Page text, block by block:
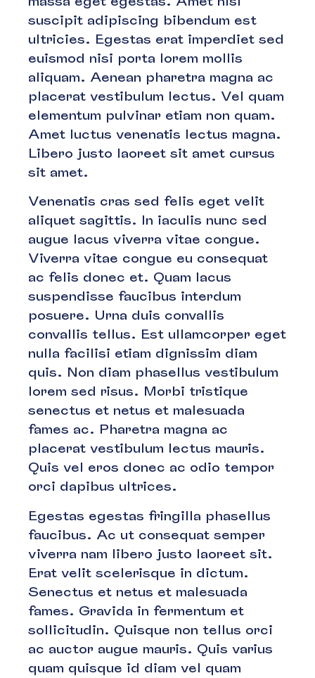
suscipit adipiscing bibendum est
ultricies. Egestas erat imperdiet sed
euismod nisi porta lorem mollis
aliquam. Aenean pharetra magna ac
placerat vestibulum lectus. Vel quam
elementum pulvinar etiam non quam.
Amet luctus venenatis lectus magna.
Libero justo laoreet sit amet cursus
sit amet.
Venenatis cras sed felis eget velit
aliquet sagittis. In iaculis nunc sed
augue lacus viverra vitae congue.
Viverra vitae congue eu consequat
ac felis donec et. Quam lacus
suspendisse faucibus interdum
posuere. Urna duis convallis
convallis tellus. Est ullamcorper eget
nulla facilisi etiam dignissim diam
quis. Non diam phasellus vestibulum
lorem sed risus. Morbi tristique
senectus et netus et malesuada
fames ac. Pharetra magna ac
placerat vestibulum lectus mauris.
Quis vel eros donec ac odio tempor
orci dapibus ultrices.
Egestas egestas fringilla phasellus
faucibus. Ac ut consequat semper
viverra nam libero justo laoreet sit.
Erat velit scelerisque in dictum.
Senectus et netus et malesuada
fames. Gravida in fermentum et
sollicitudin. Quisque non tellus orci
ac auctor augue mauris. Quis varius
quam quisque id diam vel quam